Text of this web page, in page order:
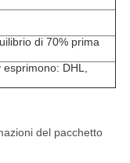
di 70% prima
DHL,
del pacchetto